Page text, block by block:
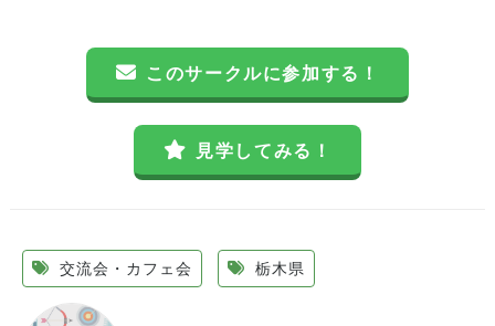
このサークルに参加する！
見学してみる！
交流会・カフェ会 栃木県